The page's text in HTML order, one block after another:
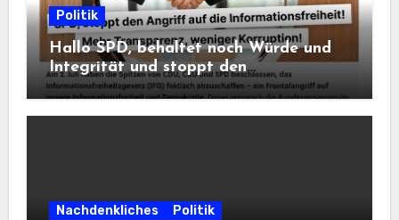
Politik
Hallo SPD, behaltet noch Würde und
Integrität und stoppt den
Frontalangriff auf die
Informationsfreiheit!
Nachdenkliches Politik